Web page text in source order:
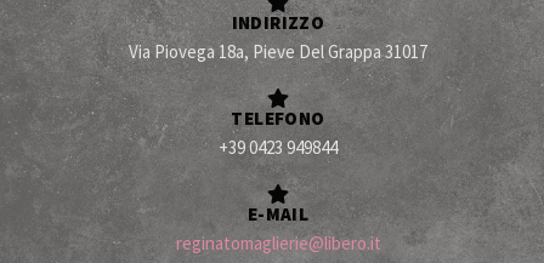
INDIRIZZO
Via Piovega 18a, Pieve Del Grappa 31017
TELEFONO
+39 0423 949844
E-MAIL
reginatomaglierie@libero.it